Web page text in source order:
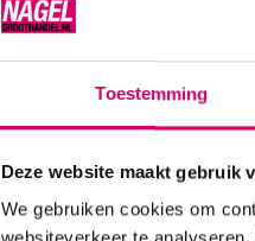
Toestemming
Deze website maakt gebruik
We gebruiken cookies om